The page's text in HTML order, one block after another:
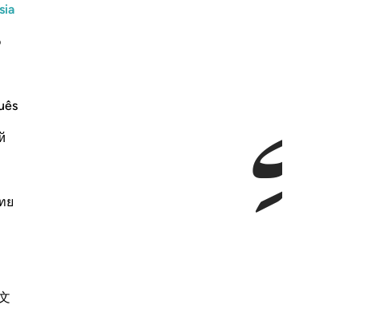
ย
لَّهُۥ عِوَجَاۜ ١ لِلّٰهِ